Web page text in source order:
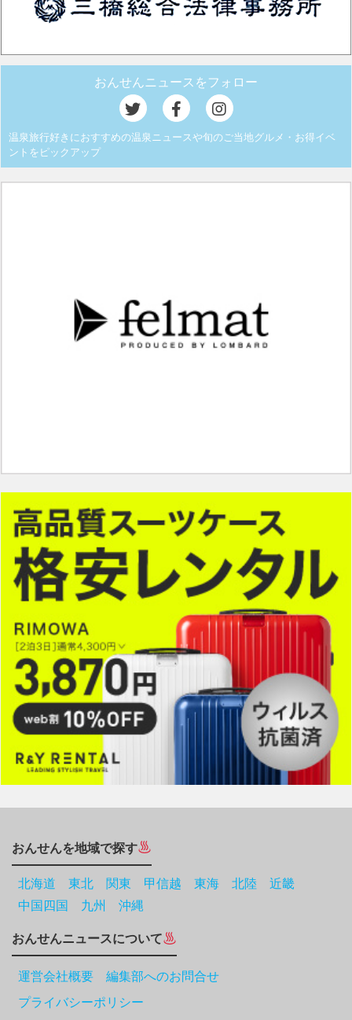
おんせんニュースをフォロー
温泉旅行好きにおすすめの温泉ニュースや旬のご当地グルメ・お得イベ
ントをピックアップ
おんせんを地域で探す
北海道 東北 関東 甲信越 東海 北陸
近畿
中国四国
九州 沖縄
おんせんニュースについて
運営会社概要 編集部へのお問合せ
プライバシーポリシー